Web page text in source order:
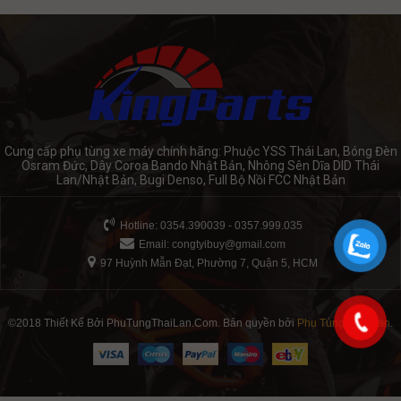
Cung cấp phụ tùng xe máy chính hãng: Phuộc YSS Thái Lan, Bóng Đèn
Osram Đức, Dây Coroa Bando Nhật Bản, Nhông Sên Dĩa DID Thái
Lan/Nhật Bản, Bugi Denso, Full Bộ Nồi FCC Nhật Bản
Hotline: 0354.390039 - 0357.999.035
Email: congtyibuy@gmail.com
97 Huỳnh Mẫn Đạt, Phường 7, Quận 5, HCM
©2018 Thiết Kế Bởi PhuTungThaiLan.Com. Bản quyền bởi Phụ Tùng Thái Lan.